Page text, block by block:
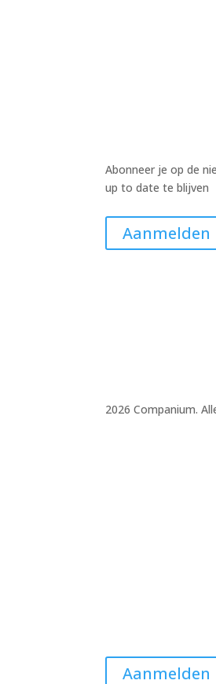
Abonneer je op de
up to date te blijven
Aanmelden
2026 Companium.
Aanmelden